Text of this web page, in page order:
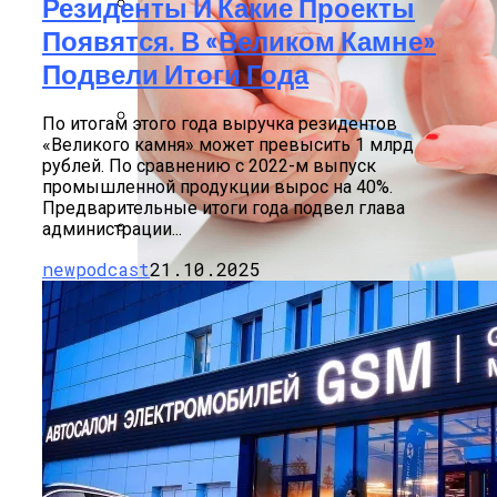
Беларусь Планирует Создать
Совместные Фармпроизводства
В Узбекистане
Финансовая Грамотность: Как
Откладывать Сбережения
Почем «переобуться»? Разобрались
С Новыми Ценами На Зимнюю Резину
249 Пользователей Из 250 Возможных.
Viber Изучил, Как Белорусы Применяют
Групповые Чаты
Научное Объяснение Через Сколько
Дней Человек Умрет Без Сна
Какие Болезни Люди Провоцируют
Сами Себе Вредными Привычками, И
Чем Это Опасно
Резиденты И Какие Проекты
Появятся. В «Великом Камне»
Подвели Итоги Года
По итогам этого года выручка резидентов
«Великого камня» может превысить 1 млрд
рублей. По сравнению с 2022-м выпуск
промышленной продукции вырос на 40%.
Предварительные итоги года подвел глава
администрации...
newpodcast21.10.2025